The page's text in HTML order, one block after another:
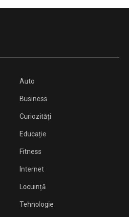
Auto
Business
Curiozități
Educație
Fitness
Internet
Locuință
Tehnologie